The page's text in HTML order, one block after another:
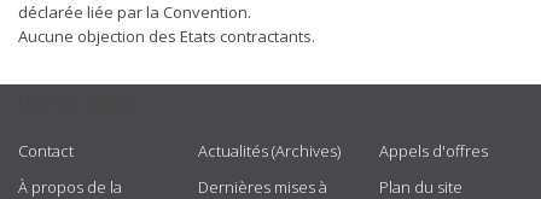
déclarée liée par la Convention.
Aucune objection des Etats contractants.
Contact
À propos de la
Actualités (Archives)
Dernières mises à
Appels d'offres
Plan du site